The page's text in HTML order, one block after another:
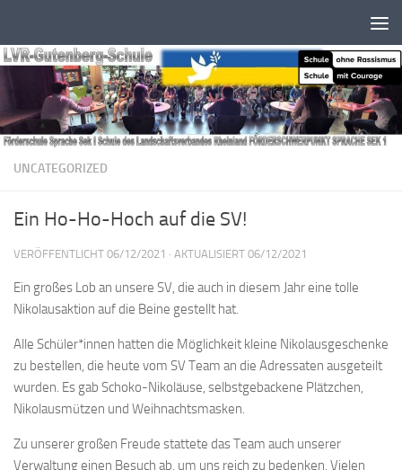
UNCATEGORIZED
Ein Ho-Ho-Hoch auf die SV!
VERÖFFENTLICHT 06/12/2021 · AKTUALISIERT 06/12/2021
Ein großes Lob an unsere SV, die auch in diesem Jahr eine tolle
Nikolausaktion auf die Beine gestellt hat.
Alle Schüler*innen hatten die Möglichkeit kleine Nikolausgeschenke
zu bestellen, die heute vom SV Team an die Adressaten ausgeteilt
wurden. Es gab Schoko-Nikoläuse, selbstgebackene Plätzchen,
Nikolausmützen und Weihnachtsmasken.
Zu unserer großen Freude stattete das Team auch unserer
Verwaltung einen Besuch ab, um uns reich zu bedenken. Vielen